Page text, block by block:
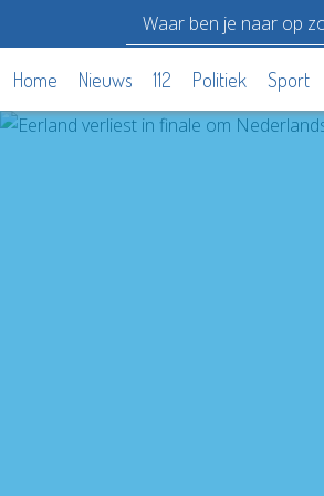
Home Nieuws 112 Politiek Sport